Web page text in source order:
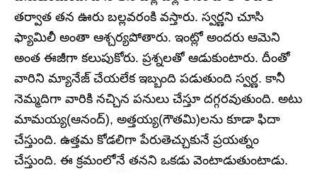
తర్వాత తన ఊరు బల్లవరంకి వస్తారు. స్వర్ణని చూసి
ఫ్యామిలీ అంతా ఆశ్చర్యపోతారు. ఇంట్లో అందరు ఆమెని
అంత ఈజీగా కలుపుకోరు. ప్రశ్నలతో ఆడుకుంటారు. దీంతో
వారిని మ్యానేజ్‌ చేయలేక ఇబ్బంది పడుతుంది స్వర్ణ. కానీ
నెమ్మదిగా వారికి నచ్చిన పనులు చేస్తూ దగ్గరవుతుంది. అటు
మామయ్య(ఆనంద్), అత్తయ్య(గౌతమి)లను కూడా ఫిదా
చేస్తుంది. ఉత్తమ కోడలిగా పేరుతెచ్చుకునే ప్రయత్నం
చేస్తుంది. ఈ క్రమంలోనే తనని ఒకడు వెంటాడుతుంటాడు.